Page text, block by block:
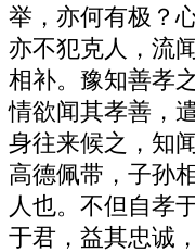
举，亦何有极？
亦不犯克人，流
相补。豫知善孝
情欲闻其孝善，
身往来候之，知
高德佩带，子孙
人也。不但自孝
于君，益其忠诚